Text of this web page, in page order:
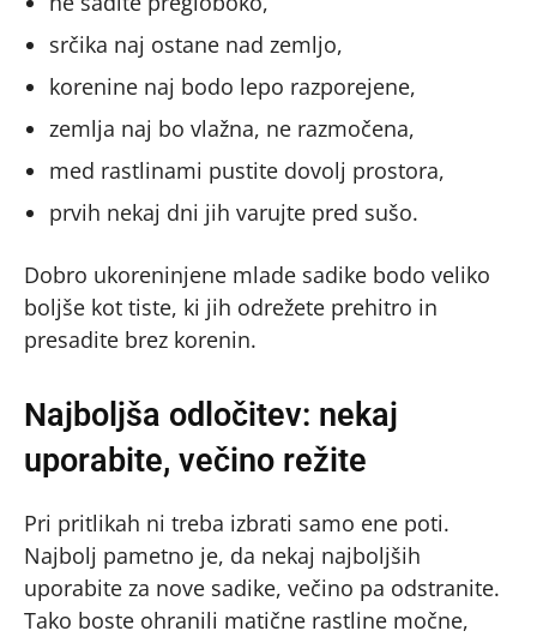
srčika naj ostane nad zemljo,
korenine naj bodo lepo razporejene,
zemlja naj bo vlažna, ne razmočena,
med rastlinami pustite dovolj prostora,
prvih nekaj dni jih varujte pred sušo.
Dobro ukoreninjene mlade sadike bodo veliko
boljše kot tiste, ki jih odrežete prehitro in
presadite brez korenin.
Najboljša odločitev: nekaj
uporabite, večino režite
Pri pritlikah ni treba izbrati samo ene poti.
Najbolj pametno je, da nekaj najboljših
uporabite za nove sadike, večino pa odstranite.
Tako boste ohranili matične rastline močne,